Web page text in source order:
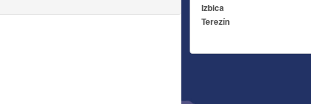
Izbica
Terezín